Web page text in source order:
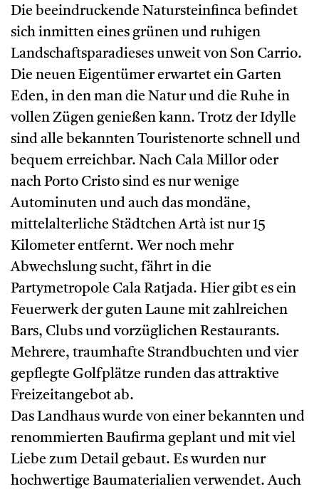
Die beeindruckende Natursteinfinca befindet
sich inmitten eines grünen und ruhigen
Landschaftsparadieses unweit von Son Carrio.
Die neuen Eigentümer erwartet ein Garten
Eden, in den man die Natur und die Ruhe in
vollen Zügen genießen kann. Trotz der Idylle
sind alle bekannten Touristenorte schnell und
bequem erreichbar. Nach Cala Millor oder
nach Porto Cristo sind es nur wenige
Autominuten und auch das mondäne,
mittelalterliche Städtchen Artà ist nur 15
Kilometer entfernt. Wer noch mehr
Abwechslung sucht, fährt in die
Partymetropole Cala Ratjada. Hier gibt es ein
Feuerwerk der guten Laune mit zahlreichen
Bars, Clubs und vorzüglichen Restaurants.
Mehrere, traumhafte Strandbuchten und vier
gepflegte Golfplätze runden das attraktive
Freizeitangebot ab.
Das Landhaus wurde von einer bekannten und
renommierten Baufirma geplant und mit viel
Liebe zum Detail gebaut. Es wurden nur
hochwertige Baumaterialien verwendet. Auch